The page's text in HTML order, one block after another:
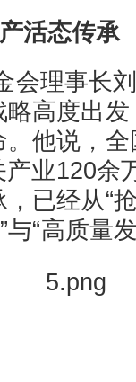
活态传承
会理事长
高度出
他说，
业120余
已经从“
与“高质量